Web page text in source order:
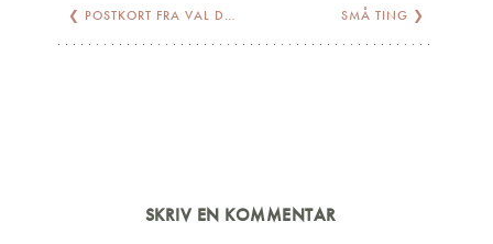
❮ POSTKORT FRA VAL D’ISÈRE SMÅ TING ❯
SKRIV EN KOMMENTAR